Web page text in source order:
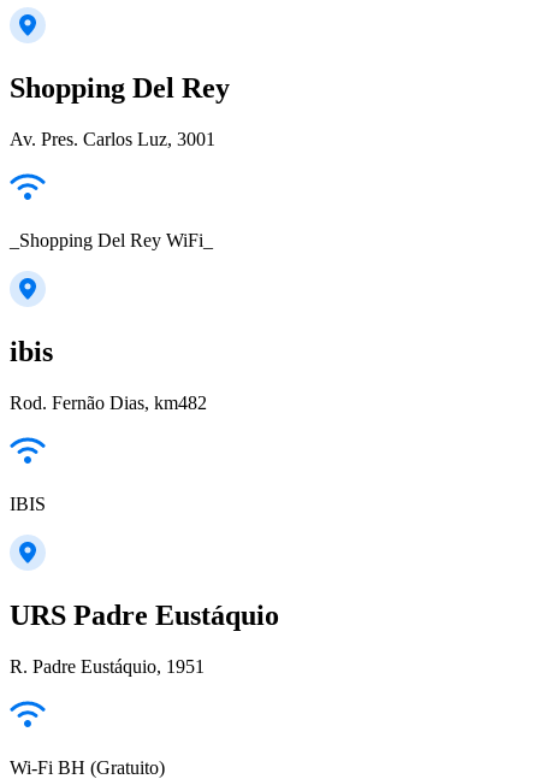
Shopping Del Rey
Av. Pres. Carlos Luz, 3001
_Shopping Del Rey WiFi_
ibis
Rod. Fernão Dias, km482
IBIS
URS Padre Eustáquio
R. Padre Eustáquio, 1951
Wi-Fi BH (Gratuito)